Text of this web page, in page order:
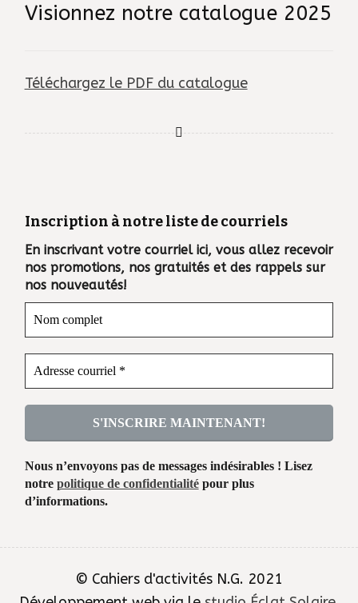
Visionnez notre catalogue 2025
Téléchargez le PDF du catalogue
Inscription à notre liste de courriels
En inscrivant votre courriel ici, vous allez recevoir
nos promotions, nos gratuités et des rappels sur
nos nouveautés!
Nous n’envoyons pas de messages indésirables ! Lisez
notre politique de confidentialitépour plus
d’informations.
© Cahiers d'activités N.G. 2021